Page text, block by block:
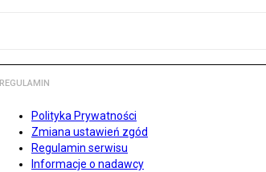
REGULAMIN
Polityka Prywatności
Zmiana ustawień zgód
Regulamin serwisu
Informacje o nadawcy